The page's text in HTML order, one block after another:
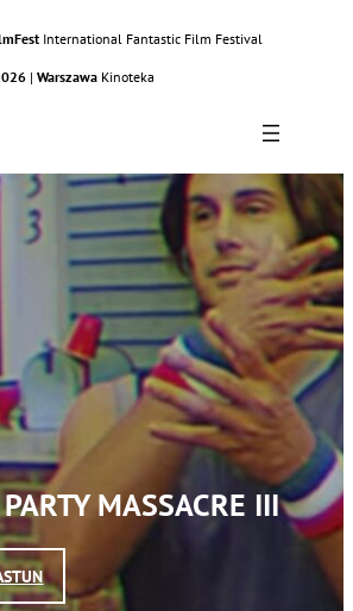
International Fantastic Film Festival
|Warszawa Kinoteka
MASSACRE III